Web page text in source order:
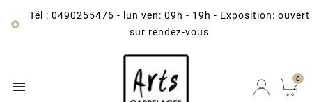

Tél : 0490255476 -
lun ven: 09h - 19h - Exposition: ouvert
sur rendez-vous
 0